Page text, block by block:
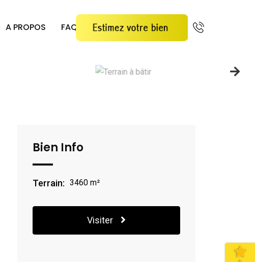
A PROPOS FAQ
Bien Info
Terrain: 3460 m²
Visiter